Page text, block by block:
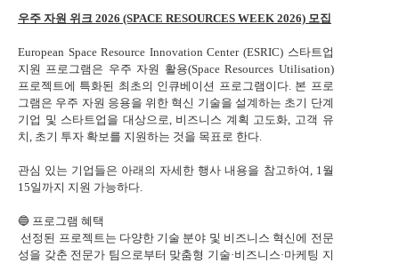
우주 자원 위크 2026 (SPACE RESOURCES WEEK 2026) 모집
European Space Resource Innovation Center (ESRIC) 스타트업
지원 프로그램은 우주 자원 활용(Space Resources Utilisation)
프로젝트에 특화된 최초의 인큐베이션 프로그램이다. 본 프로
그램은 우주 자원 응용을 위한 혁신 기술을 설계하는 초기 단계
기업 및 스타트업을 대상으로, 비즈니스 계획 고도화, 고객 유
치, 초기 투자 확보를 지원하는 것을 목표로 한다.
관심 있는 기업들은 아래의 자세한 행사 내용을 참고하여, 1월
15일까지 지원 가능하다.
🔵 프로그램 혜택
선정된 프로젝트는 다양한 기술 분야 및 비즈니스 혁신에 전문
성을 갖춘 전문가 팀으로부터 맞춤형 기술·비즈니스·마케팅 지